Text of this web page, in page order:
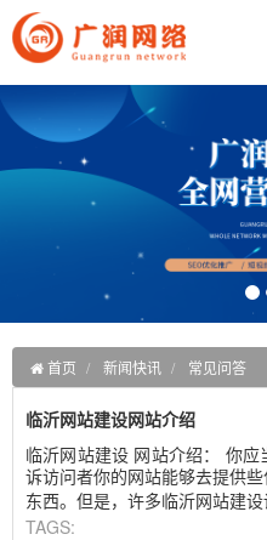
首页 新闻快讯 常见问答
临沂网站建设网站介绍
临沂网站建设 网站介绍： 你
诉访问者你的网站能够去提供
东西。但是，许多临沂网站建
TAGS: